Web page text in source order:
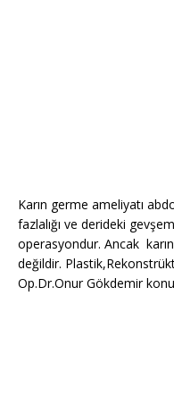
Karın germe ameliyatı
fazlalığı ve derideki
operasyondur. Ancak
değildir.
Op.Dr.Onur Gökdemir